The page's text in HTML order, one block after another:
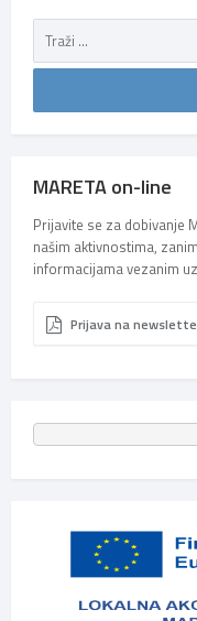
MARETA on-line
Prijavite se za dobivanje
našim aktivnostima,
informacijama vezanim
Prijava na